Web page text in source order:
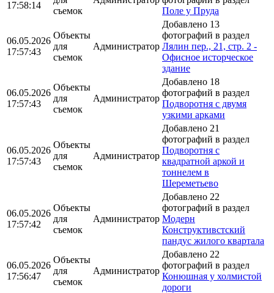
17:58:14
съемок
Поле у Пруда
06.05.2026
17:57:43
Объекты
для
съемок
Администратор
Добавлено 13
фотографий в раздел
Лялин пер., 21, стр. 2 -
Офисное исторческое
здание
06.05.2026
17:57:43
Объекты
для
съемок
Администратор
Добавлено 18
фотографий в раздел
Подворотня с двумя
узкими арками
06.05.2026
17:57:43
Объекты
для
съемок
Администратор
Добавлено 21
фотографий в раздел
Подворотня с
квадратной аркой и
тоннелем в
Шереметьево
06.05.2026
17:57:42
Объекты
для
съемок
Администратор
Добавлено 22
фотографий в раздел
Модерн
Конструктивстский
пандус жилого квартала
06.05.2026
17:56:47
Объекты
для
съемок
Администратор
Добавлено 22
фотографий в раздел
Конюшная у холмистой
дороги